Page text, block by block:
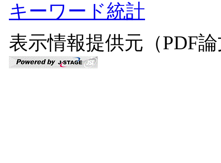
キーワード統計
表示情報提供元（PDF